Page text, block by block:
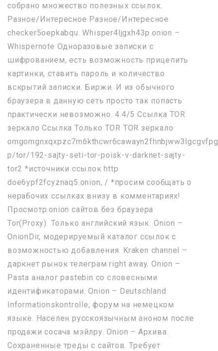
собрано множество полезных ссылок.
Разное/Интересное Разное/Интересное
checker5oepkabqu. Whisper4ljgxh43p.onion –
Whispernote Одноразовые записки с
шифрованием, есть возможность прицепить
картинки, ставить пароль и количество
вскрытий записки. Биржи. И из обычного
браузера в данную сеть просто так попасть
практически невозможно. 4.4/5 Ссылка TOR
зеркало Ссылка Только TOR TOR зеркало
p/tor/192-sajty-seti-tor-poisk-v-darknet-sajty-
tor2 *источники ссылок http
doe6ypf2fcyznaq5.onion, / *просим сообщать о
нерабочих ссылках внизу в комментариях!
Просмотр.onion сайтов без браузера
Tor(Proxy). Только английский язык. Onion –
OnionDir, модерируемый каталог ссылок с
возможностью добавления. Kraken channel –
даркнет рынок телеграм right away. Onion –
Pasta аналог pastebin со словесными
идентификаторами. Onion – Deutschland
Informationskontrolle, форум на немецком
языке. Населен русскоязычным аноном после
продажи сосача мэйлру. Onion – Архива.
Сохраненные треды с сайтов. Требует